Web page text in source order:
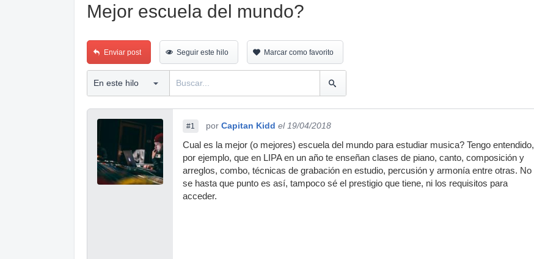
Mejor escuela del mundo?
Enviar post Seguir este hilo Marcar como favorito
#1 por Capitan Kidd el 19/04/2018
Cual es la mejor (o mejores) escuela del mundo para estudiar musica? Tengo entendido,
por ejemplo, que en LIPA en un año te enseñan clases de piano, canto, composición y
arreglos, combo, técnicas de grabación en estudio, percusión y armonía entre otras. No
se hasta que punto es así, tampoco sé el prestigio que tiene, ni los requisitos para
acceder.